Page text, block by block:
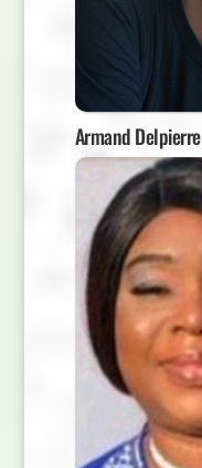
Armand Delpierre